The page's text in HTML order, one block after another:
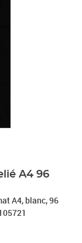
A4 96
A4, blanc, 96